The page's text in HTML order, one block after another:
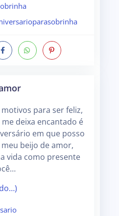
para ser feliz,
deixa encantado é
em que posso
beijo de amor,
vida como presente